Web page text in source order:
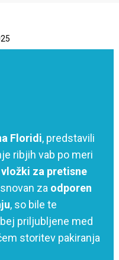
Floridi, predstavili
ribjih vab po meri
vložki za pretisne
za odporen
, so bile te
priljubljene med
storitev pakiranja